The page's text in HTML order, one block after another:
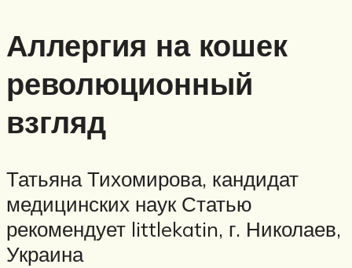
Аллергия на кошек
революционный
взгляд
Татьяна Тихомирова, кандидат
медицинских наук Статью
рекомендует littlekatin, г. Николаев,
Украина